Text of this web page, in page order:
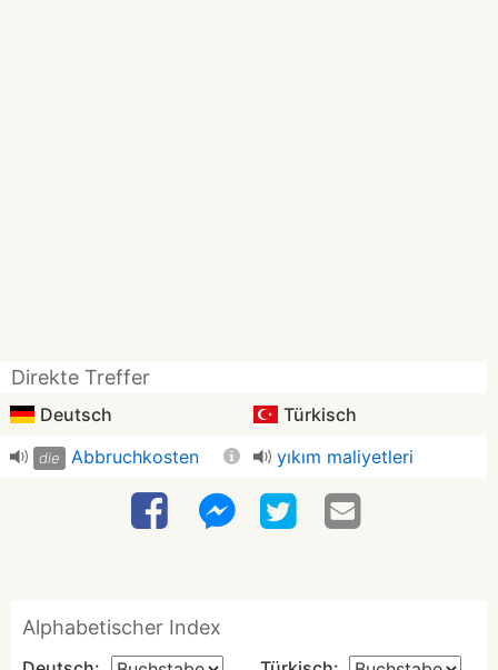
Direkte Treffer
Deutsch Türkisch
die Abbruchkosten yıkım maliyetleri
Alphabetischer Index